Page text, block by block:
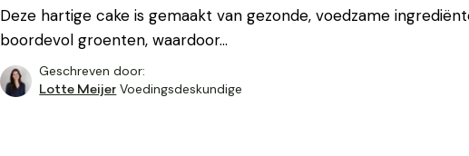
Deze hartige cake is gemaakt van gezonde, voedzame
boordevol groenten, waardoor…
Geschreven door:
Lotte Meijer Voedingsdeskundige